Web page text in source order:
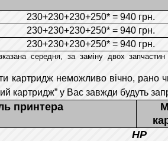
230+230+230+250* = 940 грн.
230+230+230+250* = 940 грн.
230+230+230+250* = 940 грн.
середня, за заміну двох
картридж неможливо вічно, рано
картридж” у Вас завжди будуть
принтера
HP